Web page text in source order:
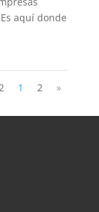
aquí donde
1 2 »